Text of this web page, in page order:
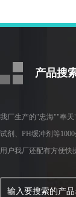
产品搜
我厂生产的"忠海""奉
试剂、PH缓冲剂等
用户我厂还配有方便快